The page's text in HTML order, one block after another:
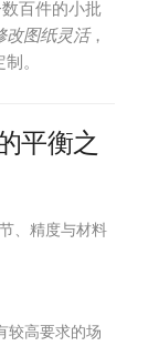
百件的小批
改图纸灵活，
。
平衡之
、精度与材料
较高要求的场